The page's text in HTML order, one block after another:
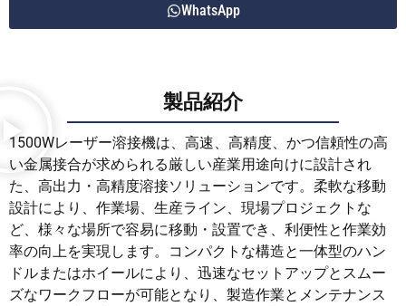
WhatsApp
製品紹介
1500Wレーザー溶接機は、高速、高精度、かつ信頼性の高
い金属接合が求められる厳しい産業用途向けに設計され
た、高出力・高精度溶接ソリューションです。柔軟な移動
設計により、作業場、生産ライン、現場プロジェクトな
ど、様々な場所で容易に移動・設置でき、利便性と作業効
率の向上を実現します。コンパクトな構造と一体型のハン
ドルまたはホイールにより、迅速なセットアップとスムー
ズなワークフローが可能となり、製造作業とメンテナンス